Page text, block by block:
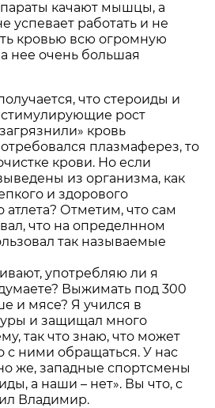
качают мышцы, а
успевает работать и не
кровью всю огромную
нее очень большая
что стероиды и
рост
кровь
плазмаферез, то
крови. Но если
из организма, как
и здорового
Отметим, что сам
что на определнном
так называемые
употребляю ли я
Выжимать под 300
и мясе? Я учился в
и защищал много
так что знаю, что может
с ними обращаться. У нас
же, западные спортсмены
а наши – нет». Вы что, с
Владимир.